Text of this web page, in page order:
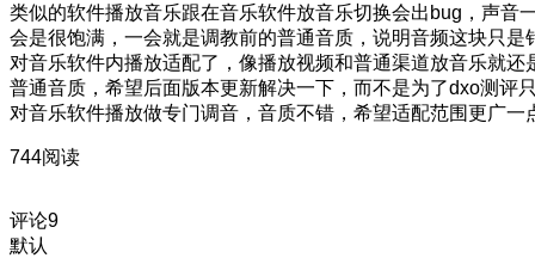
类似的软件播放音乐跟在音乐软件放音乐切换会出bug，声音
会是很饱满，一会就是调教前的普通音质，说明音频这块只是
对音乐软件内播放适配了，像播放视频和普通渠道放音乐就还
普通音质，希望后面版本更新解决一下，而不是为了dxo测评
对音乐软件播放做专门调音，音质不错，希望适配范围更广一
744阅读
评论9
默认